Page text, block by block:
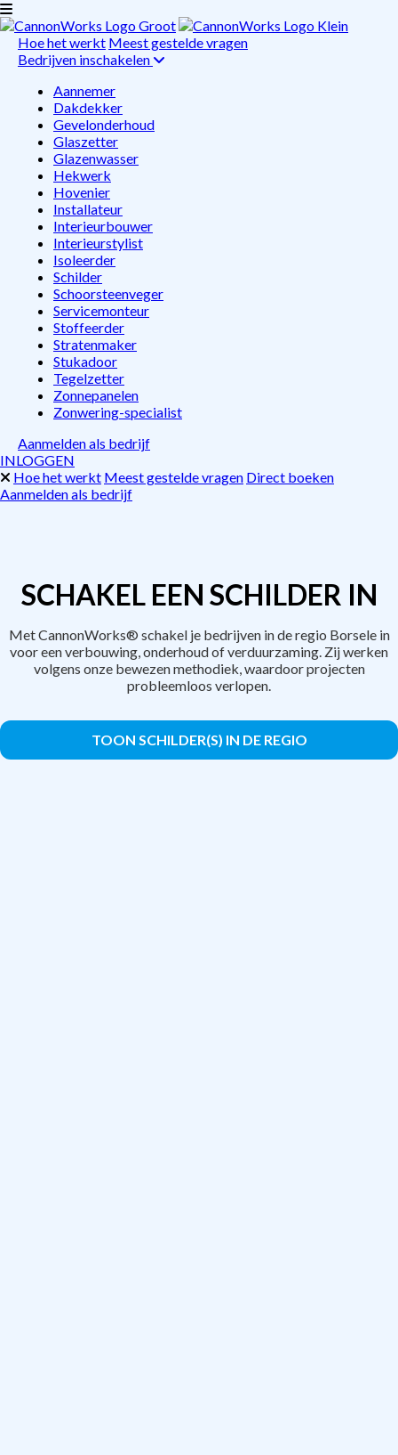
Hoe het werkt Meest gestelde vragen
Bedrijven inschakelen
Aannemer
Dakdekker
Gevelonderhoud
Glaszetter
Glazenwasser
Hekwerk
Hovenier
Installateur
Interieurbouwer
Interieurstylist
Isoleerder
Schilder
Schoorsteenveger
Servicemonteur
Stoffeerder
Stratenmaker
Stukadoor
Tegelzetter
Zonnepanelen
Zonwering-specialist
Aanmelden als bedrijf
INLOGGEN
Hoe het werkt Meest gestelde vragen Direct boeken
Aanmelden als bedrijf
SCHAKEL EEN SCHILDER IN
Met CannonWorks® schakel je bedrijven in de regio Borsele in
voor een verbouwing, onderhoud of verduurzaming. Zij werken
volgens onze bewezen methodiek, waardoor projecten
probleemloos verlopen.
TOON SCHILDER(S) IN DE REGIO